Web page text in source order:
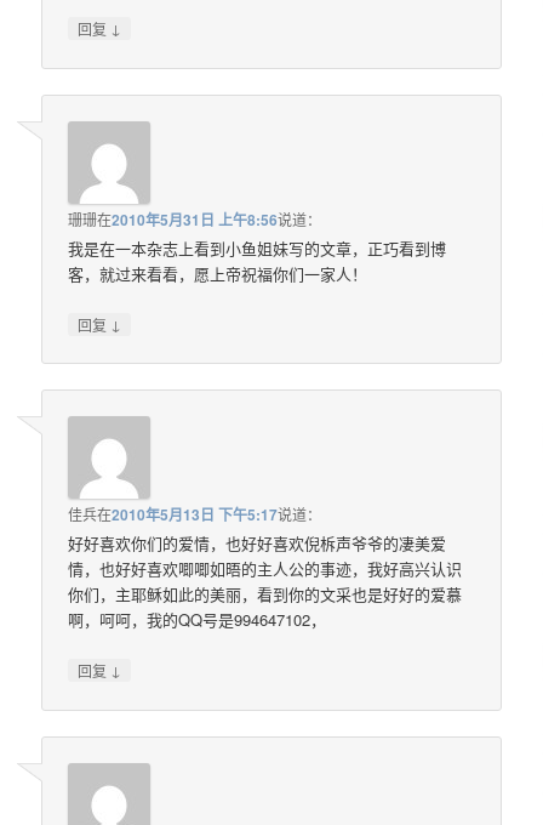
回复 ↓
珊珊在2010年5月31日 上午8:56说道：
我是在一本杂志上看到小鱼姐妹写的文章，正巧看到博
客，就过来看看，愿上帝祝福你们一家人！
回复 ↓
佳兵在2010年5月13日 下午5:17说道：
好好喜欢你们的爱情，也好好喜欢倪柝声爷爷的凄美爱
情，也好好喜欢唧唧如晤的主人公的事迹，我好高兴认识
你们，主耶稣如此的美丽，看到你的文采也是好好的爱慕
啊，呵呵，我的QQ号是994647102，
回复 ↓